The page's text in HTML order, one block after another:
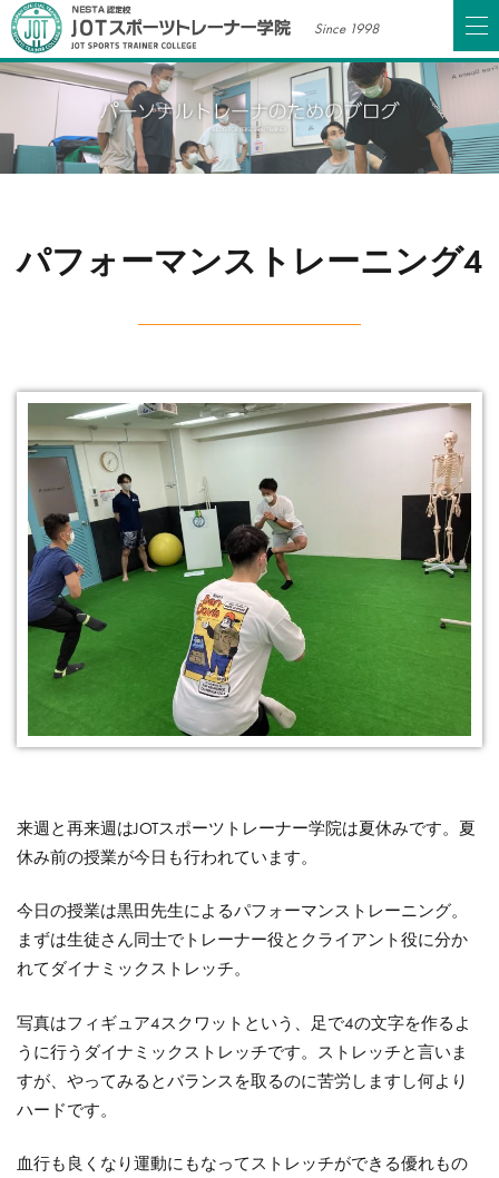
Since 1998
パフォーマンストレーニング4
来週と再来週はJOTスポーツトレーナー学院は夏休みです。夏
休み前の授業が今日も行われています。
今日の授業は黒田先生によるパフォーマンストレーニング。
まずは生徒さん同士でトレーナー役とクライアント役に分か
れてダイナミックストレッチ。
写真はフィギュア4スクワットという、足で4の文字を作るよ
うに行うダイナミックストレッチです。ストレッチと言いま
すが、やってみるとバランスを取るのに苦労しますし何より
ハードです。
血行も良くなり運動にもなってストレッチができる優れもの